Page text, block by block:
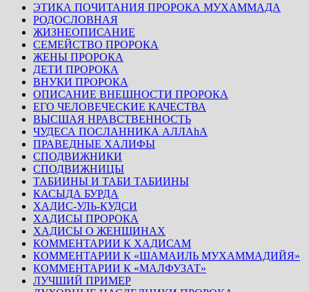
ЭТИКА ПОЧИТАНИЯ ПРОРОКА МУХАММАДА
РОДОСЛОВНАЯ
ЖИЗНЕОПИСАНИЕ
СЕМЕЙСТВО ПРОРОКА
ЖЕНЫ ПРОРОКА
ДЕТИ ПРОРОКА
ВНУКИ ПРОРОКА
ОПИСАНИЕ ВНЕШНОСТИ ПРОРОКА
ЕГО ЧЕЛОВЕЧЕСКИЕ КАЧЕСТВА
ВЫСШАЯ НРАВСТВЕННОСТЬ
ЧУДЕСА ПОСЛАННИКА АЛЛАhА
ПРАВЕДНЫЕ ХАЛИФЫ
СПОДВИЖНИКИ
СПОДВИЖНИЦЫ
ТАБИИНЫ И ТАБИ ТАБИИНЫ
КАСЫДА БУРДА
ХАДИС-УЛЬ-КУДСИ
ХАДИСЫ ПРОРОКА
ХАДИСЫ О ЖЕНЩИНАХ
КОММЕНТАРИИ К ХАДИСАМ
КОММЕНТАРИИ К «ШАМАИЛЬ МУХАММАДИЙЯ»
КОММЕНТАРИИ К «МАЛФУЗАТ»
ЛУЧШИЙ ПРИМЕР